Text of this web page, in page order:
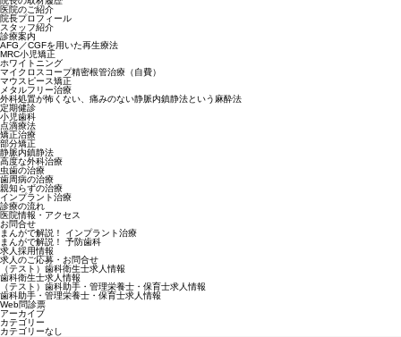
医院のご紹介
院長プロフィール
スタッフ紹介
診療案内
AFG／CGFを用いた再生療法
MRC小児矯正
ホワイトニング
マイクロスコープ精密根管治療（自費）
マウスピース矯正
メタルフリー治療
外科処置が怖くない、痛みのない静脈内鎮静法という麻酔法
定期健診
小児歯科
点滴療法
矯正治療
部分矯正
静脈内鎮静法
高度な外科治療
虫歯の治療
歯周病の治療
親知らずの治療
インプラント治療
診療の流れ
医院情報・アクセス
お問合せ
まんがで解説！ インプラント治療
まんがで解説！ 予防歯科
求人採用情報
求人のご応募・お問合せ
（テスト）歯科衛生士求人情報
歯科衛生士求人情報
（テスト）歯科助手・管理栄養士・保育士求人情報
歯科助手・管理栄養士・保育士求人情報
Web問診票
アーカイブ
カテゴリー
カテゴリーなし